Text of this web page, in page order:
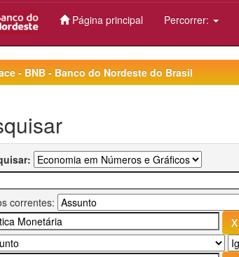
Página principal Percorrer:
- BNB - Banco do Nordeste do Brasil
correntes: